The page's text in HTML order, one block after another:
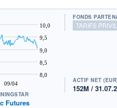
09/04
8,0
8,5
9,0
9,5
10,0
Futures
FONDS
TARIFS
ACTIF NET
152M /